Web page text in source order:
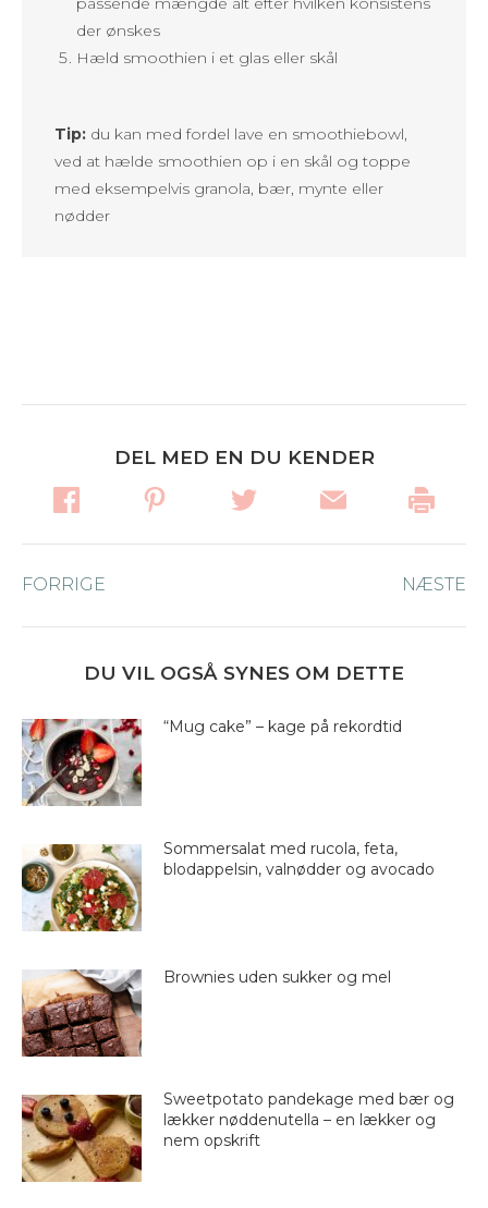
der ønskes
Hæld smoothien i et glas eller skål
Tip: du kan med fordel lave en smoothiebowl,
ved at hælde smoothien op i en skål og toppe
med eksempelvis granola, bær, mynte eller
nødder
DEL MED EN DU KENDER
navigation
FORRIGE NÆSTE
DU VIL OGSÅ SYNES OM DETTE
“Mug cake” – kage på rekordtid
Sommersalat med rucola, feta,
blodappelsin, valnødder og avocado
Brownies uden sukker og mel
Sweetpotato pandekage med bær og
lækker nøddenutella – en lækker og
nem opskrift